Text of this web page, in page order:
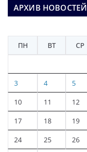
АРХИВ НОВОСТЕЙ
ПН
ВТ СР
3 4 5
10 11 12
17 18 19
24 25 26